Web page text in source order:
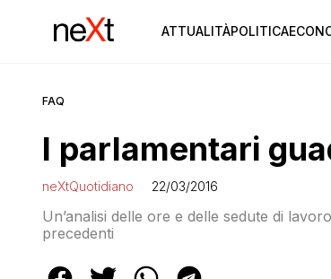
ATTUALITÀPOLITICA
FAQ
I parlamentari
neXtQuotidiano 22/03/2016
Un’analisi delle ore e delle sedute di
precedenti